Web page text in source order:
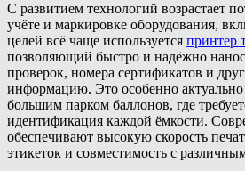
С развитием технологий возрастает
учёте и маркировке оборудования,
целей всё чаще используется принтер
позволяющий быстро и надёжно
проверок, номера сертификатов и
информацию. Это особенно актуально
большим парком баллонов, где
идентификация каждой ёмкости.
обеспечивают высокую скорость
этикеток и совместимость с